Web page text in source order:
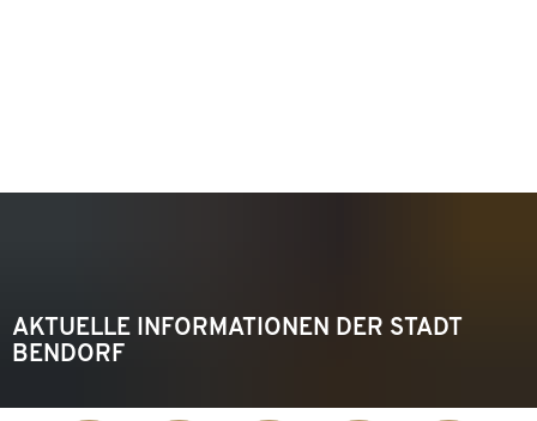
AKTUELLE INFORMATIONEN DER STADT
BENDORF